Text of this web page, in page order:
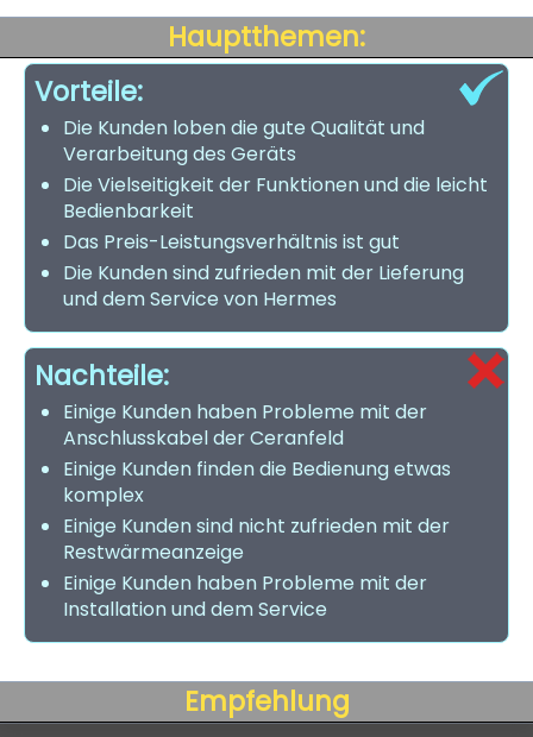
Hauptthemen:
Vorteile:
Die Kunden loben die gute Qualität und
Verarbeitung des Geräts
Die Vielseitigkeit der Funktionen und die leicht
Bedienbarkeit
Das Preis-Leistungsverhältnis ist gut
Die Kunden sind zufrieden mit der Lieferung
und dem Service von Hermes
Nachteile:
Einige Kunden haben Probleme mit der
Anschlusskabel der Ceranfeld
Einige Kunden finden die Bedienung etwas
komplex
Einige Kunden sind nicht zufrieden mit der
Restwärmeanzeige
Einige Kunden haben Probleme mit der
Installation und dem Service
Empfehlung